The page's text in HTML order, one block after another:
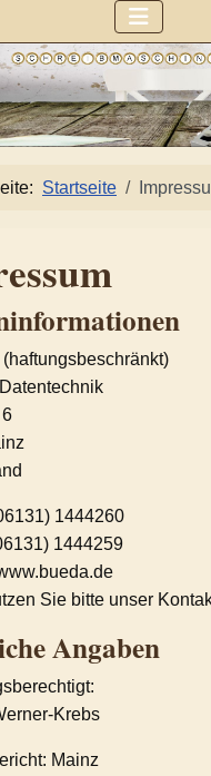
Startseite
1444260
1444259
Sie bitte unser
Angaben
Krebs
Mainz